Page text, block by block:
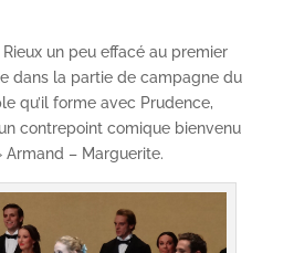
Rieux un peu effacé au premier
dans la partie de campagne du
qu’il forme avec Prudence,
contrepoint comique bienvenu
– Marguerite.